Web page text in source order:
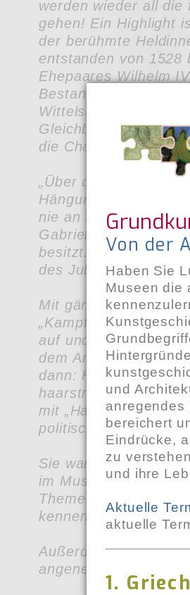
werden wieder all die
gehen! Ein Highlight
der berühmte
entstanden von 1528
Ehepaares Wilhelm
Bestandteil der bald
Wittelsbacher und
Gleichberechtigung
die Chance!!
„Über die Welt
Hängung des Blauen
nie an
Gabriele Münter die
besitzt. Die
des Jubiläums "100
Mit gängigen
„Kampf in der
auf und stellt dabei
dem
dann: Haare, Haare,
haarsträubenden
mit „Haar Macht
politische
Sie waren noch nie
im Museum Fünf
Themenführungen
kennen!
Außerdem geht es
angenehmen
Von der
Haben Sie
Museen die
und
anregendes
bereichert
Eindrücke,
zu
und ihre
Aktuelle
aktuelle
1.